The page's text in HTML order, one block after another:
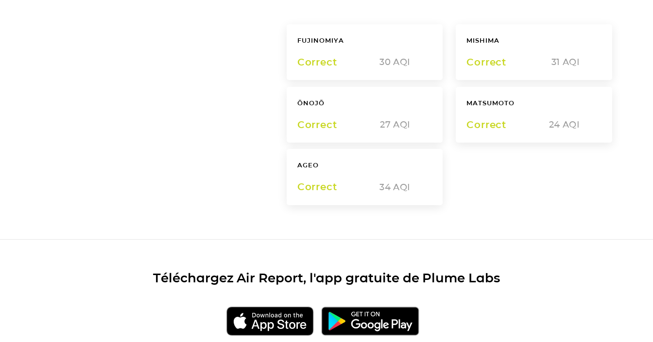
FUJINOMIYA
Correct 30 AQI
MISHIMA
Correct 31 AQI
ŌNOJŌ
Correct 27 AQI
MATSUMOTO
Correct 24 AQI
AGEO
Correct 34 AQI
Téléchargez Air Report, l'app gratuite de Plume Labs